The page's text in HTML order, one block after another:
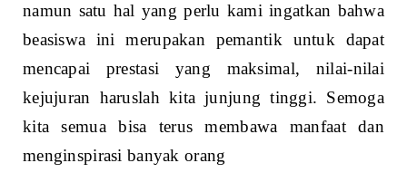
namun satu hal yang perlu kami ingatkan bahwa
beasiswa ini merupakan pemantik untuk dapat
mencapai prestasi yang maksimal, nilai-nilai
kejujuran haruslah kita junjung tinggi. Semoga
kita semua bisa terus membawa manfaat dan
menginspirasi banyak orang